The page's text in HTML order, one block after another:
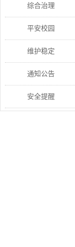
综合治理
平安校园
维护稳定
通知公告
安全提醒